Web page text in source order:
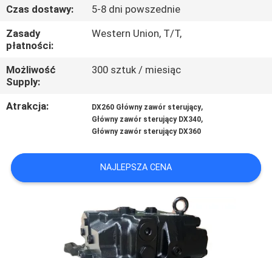
KONTROLA
JAKOŚCI
SKONTAKTUJ
SIĘ
NAMI
AKTUALNOŚCI
WSZYSTKIE
PRZYPADKI
Czas dostawy:
5-8 dni powszednie
Zasady
płatności:
Western Union, T/T,
Możliwość
Supply:
300 sztuk / miesiąc
Atrakcja: DX260 Główny zawór sterujący,
Główny zawór sterujący DX340,
Główny zawór sterujący DX360
NAJLEPSZA CENA